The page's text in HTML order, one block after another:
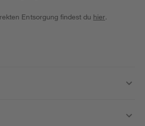
Entsorgung findest du hier.